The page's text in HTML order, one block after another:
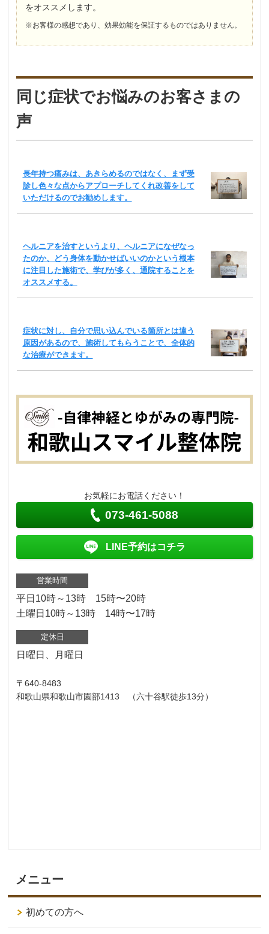
をオススメします。
※お客様の感想であり、効果効能を保証するものではありません。
同じ症状でお悩みのお客さまの
声
長年持つ痛みは、あきらめるのではなく、まず受
診し色々な点からアプローチしてくれ改善をして
いただけるのでお勧めします。
ヘルニアを治すというより、ヘルニアになぜなっ
たのか、どう身体を動かせばいいのかという根本
に注目した施術で、学びが多く、通院することを
オススメする。
症状に対し、自分で思い込んでいる箇所とは違う
原因があるので、施術してもらうことで、全体的
な治療ができます。
お気軽にお電話ください！
073-461-5088
LINE予約はコチラ
営業時間
平日10時～13時 15時〜20時
土曜日10時～13時 14時〜17時
定休日
日曜日、月曜日
〒640-8483
和歌山県和歌山市園部1413 （六十谷駅徒歩13分）
メニュー
初めての方へ